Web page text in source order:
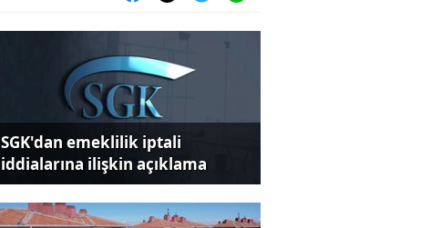
SGK'dan emeklilik iptali
iddialarına ilişkin açıklama